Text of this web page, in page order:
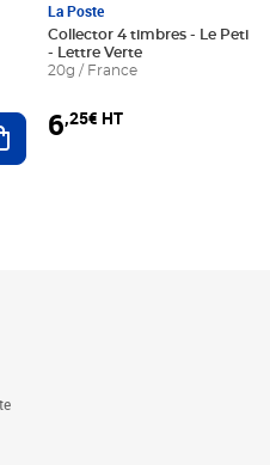
Ajouter au panier
La Poste
Collector 4 timbres - Le Petit
- Lettre Verte
20g / France
6,25€ HT